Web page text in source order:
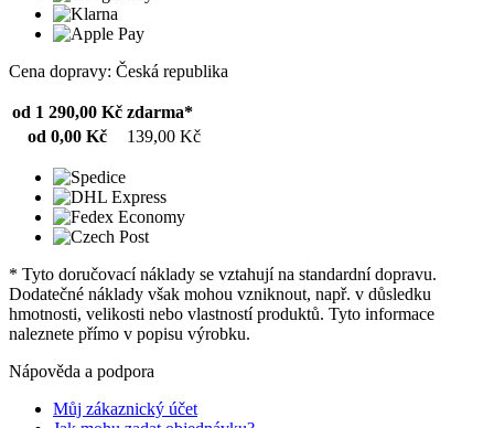
Cena dopravy: Česká republika
od 1 290,00 Kč zdarma*
od 0,00 Kč
139,00 Kč
* Tyto doručovací náklady se vztahují na standardní dopravu.
Dodatečné náklady však mohou vzniknout, např. v důsledku
hmotnosti, velikosti nebo vlastností produktů. Tyto informace
naleznete přímo v popisu výrobku.
Nápověda a podpora
Můj zákaznický účet